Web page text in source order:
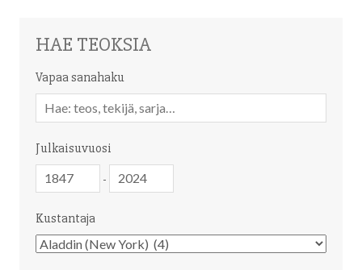
HAE TEOKSIA
Vapaa sanahaku
sanahaku
Julkaisuvuosi
-
Kustantaja
Kustantaja